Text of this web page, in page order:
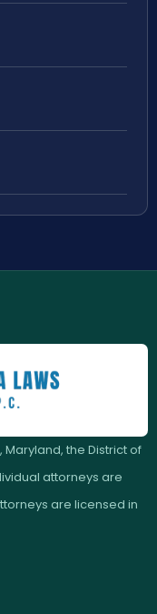
Maryland, the District of
attorneys are
are licensed in